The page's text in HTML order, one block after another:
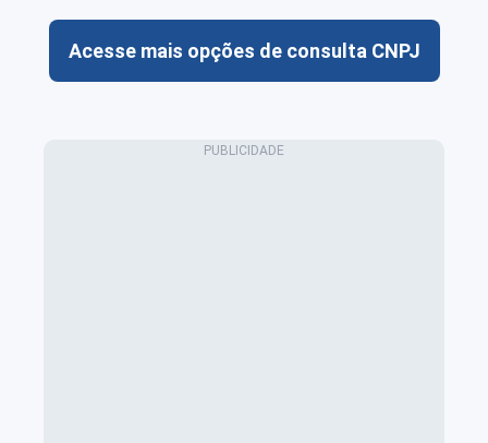
Acesse mais opções de consulta CNPJ